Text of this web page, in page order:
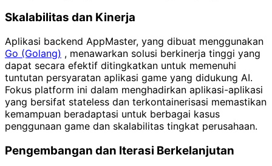
Skalabilitas dan Kinerja
Aplikasi backend AppMaster, yang dibuat menggunakan
Go (Golang) , menawarkan solusi berkinerja tinggi yang
dapat secara efektif ditingkatkan untuk memenuhi
tuntutan persyaratan aplikasi game yang didukung AI.
Fokus platform ini dalam menghadirkan aplikasi-aplikasi
yang bersifat stateless dan terkontainerisasi memastikan
kemampuan beradaptasi untuk berbagai kasus
penggunaan game dan skalabilitas tingkat perusahaan.
Pengembangan dan Iterasi Berkelanjutan